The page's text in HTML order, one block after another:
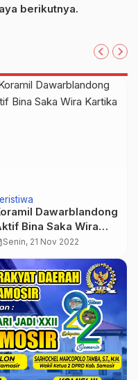
berikutnya.
Dawarblandong
Bina Saka Wira
Senin, 21 Nov 2022